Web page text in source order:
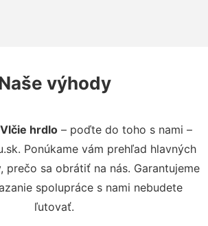
výhody
hrdlo – poďte do toho s nami –
Ponúkame vám prehľad hlavných
prečo sa obrátiť na nás. Garantujeme
spolupráce s nami nebudete
ľutovať.